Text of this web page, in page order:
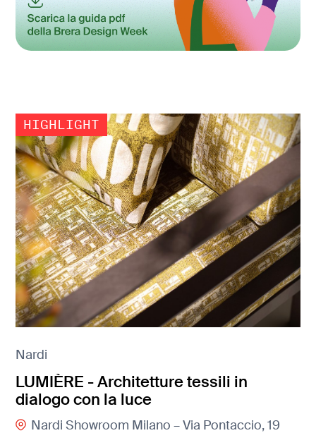
Nardi
LUMIÈRE - Architetture tessili in
dialogo con la luce
Nardi Showroom Milano – Via Pontaccio, 19